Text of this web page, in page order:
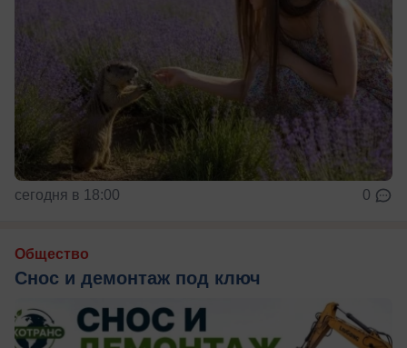
сегодня в 18:00 0
Общество
Снос и демонтаж под ключ